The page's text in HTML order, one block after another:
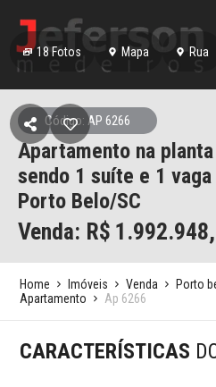
18 Fotos Mapa Rua
Código: AP 6266
Apartamento na
sendo 1 suíte e 1
Porto Belo/SC
Venda: R$
Home Imóveis Venda Porto
Apartamento
Ap 6266
CARACTERÍSTICAS